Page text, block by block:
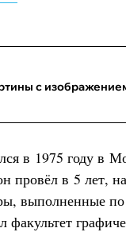
с
в 1975 году в
провёл в 5 лет,
выполненные